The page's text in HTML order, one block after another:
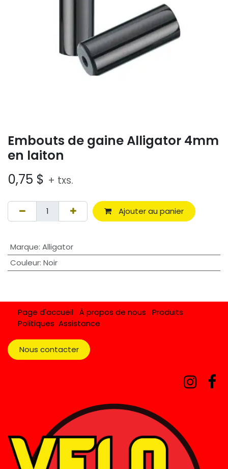
Embouts de gaine Alligator 4mm
en laiton
0,75 $ + txs.
Ajouter au panier
Marque: Alligator
Couleur: Noir
Page d'accueil À propos de nous
Produits
Politiques Assistance
Nous contacter​​​​​​